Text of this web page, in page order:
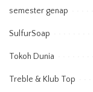
semester genap
SulfurSoap
Tokoh Dunia
Treble & Klub Top